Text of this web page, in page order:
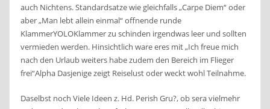
auch Nichtens. Standardsatze wie gleichfalls „Carpe Diem“ oder
aber „Man lebt allein einmal“ offnende runde
KlammerYOLOKlammer zu schinden irgendwas leer und sollten
vermieden werden. Hinsichtlich ware eres mit „Ich freue mich
nach den Urlaub weiters habe zudem den Bereich im Flieger
frei“Alpha Dasjenige zeigt Reiselust oder weckt wohl Teilnahme.
Daselbst noch Viele Ideen z. Hd. Perish Gru?, ob sera vielmehr